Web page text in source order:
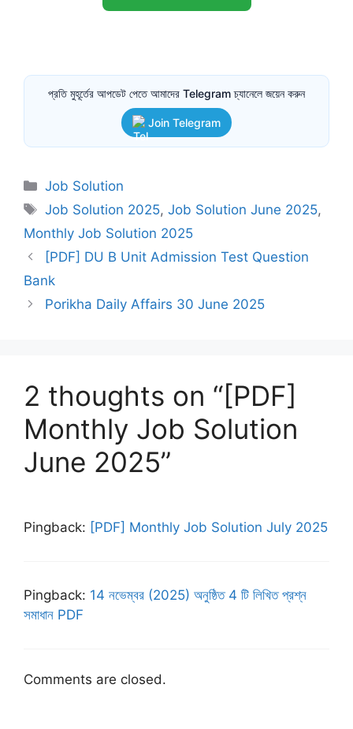
প্রতি মুহূর্তের আপডেট পেতে আমাদের Telegram চ্যানেলে জয়েন করুন
Join Telegram
Categories
Job Solution
Tags
Job Solution 2025,Job Solution June 2025,
Monthly Job Solution 2025
[PDF] DU B Unit Admission Test Question
Bank
Porikha Daily Affairs 30 June 2025
2 thoughts on “[PDF]
Monthly Job Solution
June 2025”
Pingback: [PDF] Monthly Job Solution July 2025
Pingback: 14 নভেম্বর (2025) অনুষ্ঠিত 4 টি লিখিত প্রশ্ন
সমাধান PDF
Comments are closed.